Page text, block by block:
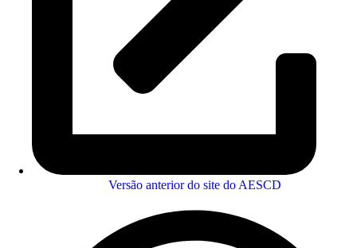
Versão anterior do site do AESCD